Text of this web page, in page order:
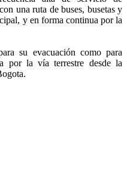
una ruta de buses, busetas y
y en forma continua por la
su evacuación como para
por la vía terrestre desde la